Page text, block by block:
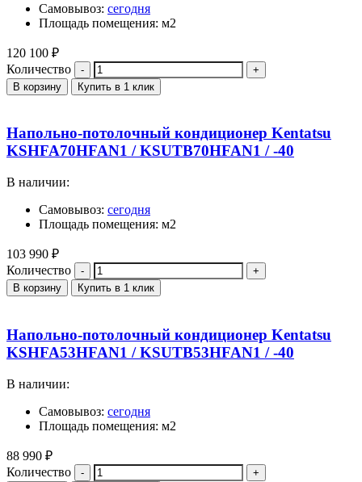
Самовывоз: сегодня
Площадь помещения: м2
120 100 ₽
Количество
В корзину Купить в 1 клик
Напольно-потолочный кондиционер Kentatsu
KSHFA70HFAN1 / KSUTB70HFAN1 / -40
В наличии:
Самовывоз: сегодня
Площадь помещения: м2
103 990 ₽
Количество
В корзину Купить в 1 клик
Напольно-потолочный кондиционер Kentatsu
KSHFA53HFAN1 / KSUTB53HFAN1 / -40
В наличии:
Самовывоз: сегодня
Площадь помещения: м2
88 990 ₽
Количество